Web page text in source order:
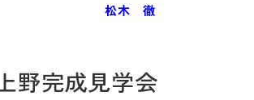
野完成見学会
松木 徹